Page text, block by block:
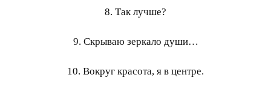
8. Так лучше?
9. Скрываю зеркало души…
10. Вокруг красота, я в центре.